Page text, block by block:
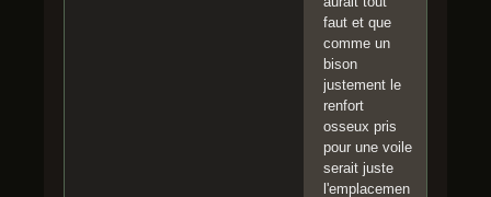
faut et que
comme un
bison
justement le
renfort
osseux pris
pour une voile
serait juste
l'emplacemen